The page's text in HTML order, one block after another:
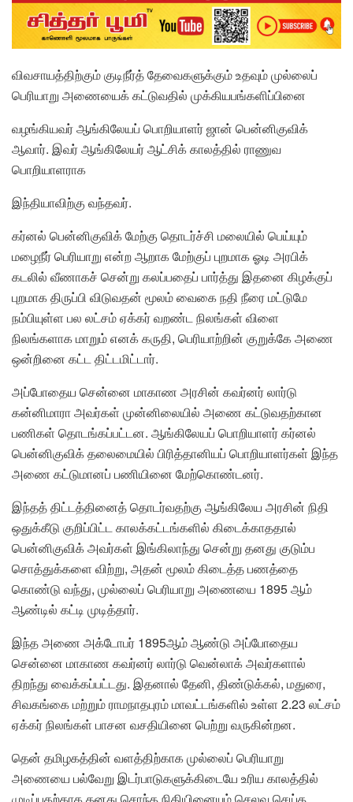
விவசாயத்திற்கும் குடிநீர்த் தேவைகளுக்கும் உதவும் முல்லைப்
பெரியாறு அணையைக் கட்டுவதில் முக்கியபங்களிப்பினை
வழங்கியவர் ஆங்கிலேயப் பொறியாளர் ஜான் பென்னிகுவிக்
ஆவார். இவர் ஆங்கிலேயர் ஆட்சிக் காலத்தில் ராணுவ
பொறியாளராக
இந்தியாவிற்கு வந்தவர்.
கர்னல் பென்னிகுவிக் மேற்கு தொடர்ச்சி மலையில் பெய்யும்
மழைநீர் பெரியாறு என்ற ஆறாக மேற்குப் புறமாக ஓடி அரபிக்
கடலில் வீணாகச் சென்று கலப்பதைப் பார்த்து இதனை கிழக்குப்
புறமாக திருப்பி விடுவதன் மூலம் வைகை நதி நீரை மட்டுமே
நம்பியுள்ள பல லட்சம் ஏக்கர் வறண்ட நிலங்கள் விளை
நிலங்களாக மாறும் எனக் கருதி, பெரியாற்றின் குறுக்கே அணை
ஒன்றினை கட்ட திட்டமிட்டார்.
அப்போதைய சென்னை மாகாண அரசின் கவர்னர் லார்டு
கன்னிமாரா அவர்கள் முன்னிலையில் அணை கட்டுவதற்கான
பணிகள் தொடங்கப்பட்டன. ஆங்கிலேயப் பொறியாளர் கர்னல்
பென்னிகுவிக் தலைமையில் பிரித்தானியப் பொறியாளர்கள் இந்த
அணை கட்டுமானப் பணியினை மேற்கொண்டனர்.
இந்தத் திட்டத்தினைத் தொடர்வதற்கு ஆங்கிலேய அரசின் நிதி
ஒதுக்கீடு குறிப்பிட்ட காலக்கட்டங்களில் கிடைக்காததால்
பென்னிகுவிக் அவர்கள் இங்கிலாந்து சென்று தனது குடும்ப
சொத்துக்களை விற்று, அதன் மூலம் கிடைத்த பணத்தை
கொண்டு வந்து, முல்லைப் பெரியாறு அணையை 1895 ஆம்
ஆண்டில் கட்டி முடித்தார்.
இந்த அணை அக்டோபர் 1895ஆம் ஆண்டு அப்போதைய
சென்னை மாகாண கவர்னர் லார்டு வென்லாக் அவர்களால்
திறந்து வைக்கப்பட்டது. இதனால் தேனி, திண்டுக்கல், மதுரை,
சிவகங்கை மற்றும் ராமநாதபுரம் மாவட்டங்களில் உள்ள 2.23 லட்சம்
ஏக்கர் நிலங்கள் பாசன வசதியினை பெற்று வருகின்றன.
தென் தமிழகத்தின் வளத்திற்காக முல்லைப் பெரியாறு
அணையை பல்வேறு இடர்பாடுகளுக்கிடையே உரிய காலத்தில்